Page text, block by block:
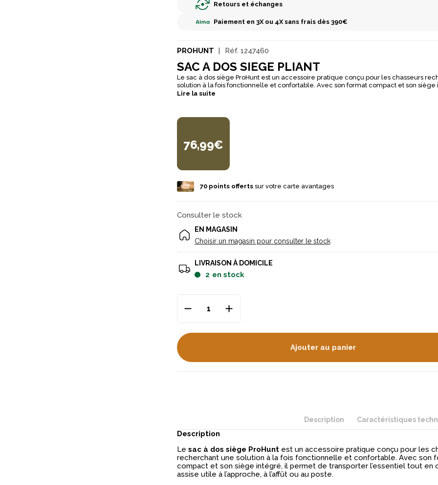
Retours et échanges
Paiement en 3X ou 4X sans frais dès 390€
PROHUNT Réf. 1247460
SAC A DOS SIEGE PLIANT
Le sac à dos siège ProHunt est un accessoire pratique conçu pour les chasseurs
solution à la fois fonctionnelle et confortable. Avec son format compact et son siège
permet de transporter l’essentiel tout en offrant une assise utile à l’approche, à l’affût
zippées, 3 poches filet extérieures et 2 poches filet intérieures, pour une organisation
efficace de l’équipement. Ici, il est proposé en finition Ghost Camo Forest Evo.
Lire la suite
76,99€
70 points offerts sur votre carte avantages
Consulter le stock
EN MAGASIN
Choisir un magasin pour consulter le stock
LIVRAISON À DOMICILE
2 en stock
Ajouter au panier
Description Caractéristiques
Description
Le sac à dos siège ProHuntest un accessoire pratique conçu pour les
recherchant une solution à la fois fonctionnelle et confortable. Avec son
compact et son siège intégré, il permet de transporter l’essentiel tout en
assise utile à l’approche, à l’affût ou au poste.